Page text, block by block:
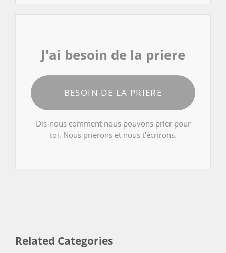
J'ai besoin de la priere
BESOIN DE LA PRIERE
Dis-nous comment nous pouvons prier pour
toi. Nous prierons et nous t'écrirons.
Related Categories